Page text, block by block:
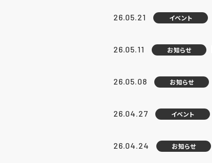
26.05.21 イベント
26.05.11 お知らせ
26.05.08 お知らせ
26.04.27 イベント
26.04.24 お知らせ